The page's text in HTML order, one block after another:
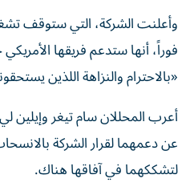
وأعلنت الشركة، التي ستوقف
فوراً، أنها ستدعم فريقها الأمريكي
«بالاحترام والنزاهة اللذين
أعرب المحللان سام تيغر
عن دعمهما لقرار الشركة
لتشككهما في آفاقها هناك.